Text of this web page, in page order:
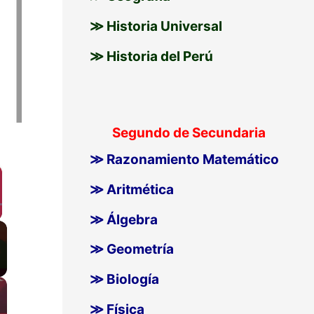
≫ Historia Universal
≫ Historia del Perú
Segundo de Secundaria
≫ Razonamiento Matemático
≫ Aritmética
≫ Álgebra
≫ Geometría
≫ Biología
≫ Física